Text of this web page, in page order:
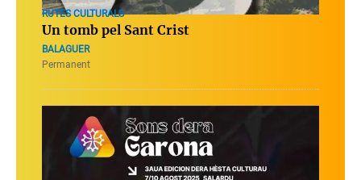
RUTES CULTURALS
Un tomb pel Sant Crist
BALAGUER
Permanent